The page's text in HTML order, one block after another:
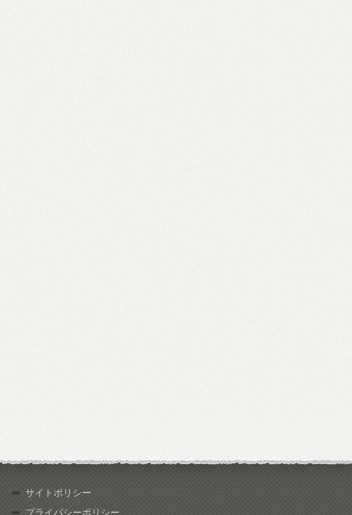
サイトポリシー
プライバシーポリシー